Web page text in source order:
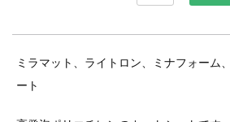
ミラマット、ライトロン、ミナフォーム
ート